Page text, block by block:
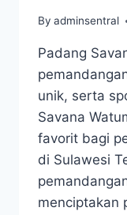
By adminsentral
Padang
unik, serta
Savana
favorit bagi
di Sulawesi
menciptakan